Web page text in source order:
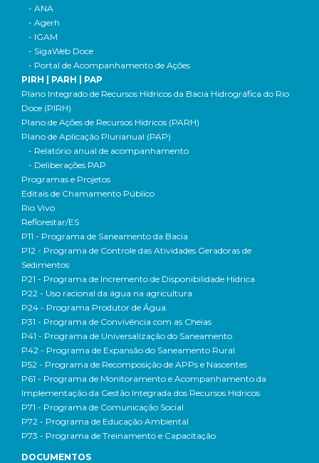
- ANA
- Agerh
- IGAM
- SigaWeb Doce
- Portal de Acompanhamento de Ações
PIRH | PARH | PAP
Plano Integrado de Recursos Hídricos da Bacia Hidrográfica do Rio
Doce (PIRH)
Plano de Ações de Recursos Hídricos (PARH)
Plano de Aplicação Plurianual (PAP)
- Relatório anual de acompanhamento
- Deliberações PAP
Programas e Projetos
Editais de Chamamento Público
Rio Vivo
Reflorestar/ES
P11 - Programa de Saneamento da Bacia
P12 - Programa de Controle das Atividades Geradoras de
Sedimentos
P21 - Programa de Incremento de Disponibilidade Hídrica
P22 - Uso racional da água na agricultura
P24 - Programa Produtor de Água
P31 - Programa de Convivência com as Cheias
P41 - Programa de Universalização do Saneamento
P42 - Programa de Expansão do Saneamento Rural
P52 - Programa de Recomposição de APPs e Nascentes
P61 - Programa de Monitoramento e Acompanhamento da
Implementação da Gestão Integrada dos Recursos Hídricos
P71 - Programa de Comunicação Social
P72 - Programa de Educação Ambiental
P73 - Programa de Treinamento e Capacitação
DOCUMENTOS